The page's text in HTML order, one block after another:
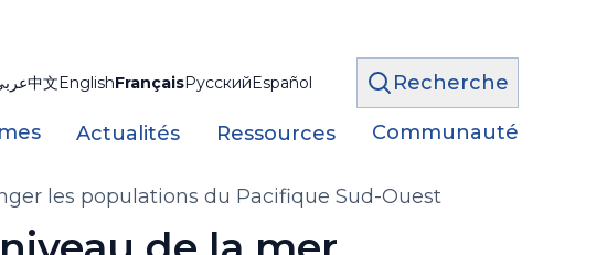
中文EnglishFrançaisРусскийEspañol Recherche
Actualités Ressources Communauté
les populations du Pacifique Sud-Ouest